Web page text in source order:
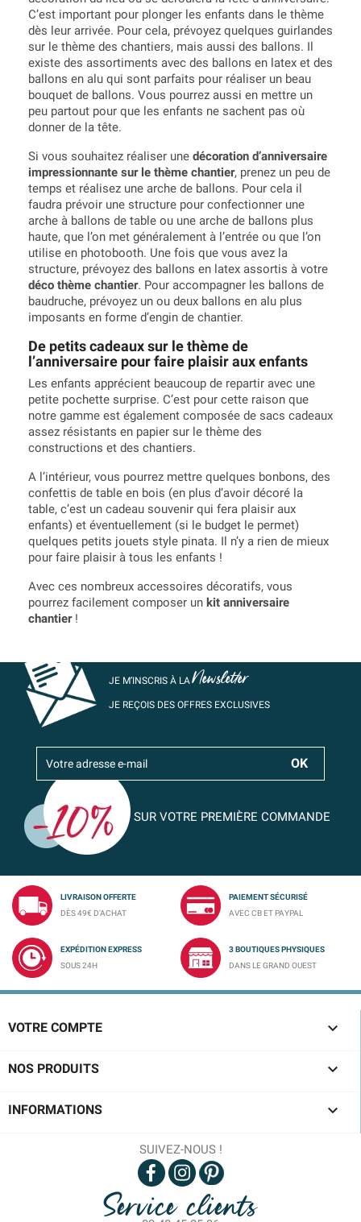
C’est important pour plonger les enfants dans le thème
dès leur arrivée. Pour cela, prévoyez quelques guirlandes
sur le thème des chantiers, mais aussi des ballons. Il
existe des assortiments avec des ballons en latex et des
ballons en alu qui sont parfaits pour réaliser un beau
bouquet de ballons. Vous pourrez aussi en mettre un
peu partout pour que les enfants ne sachent pas où
donner de la tête.
Si vous souhaitez réaliser une décoration d’anniversaire
impressionnante sur le thème chantier, prenez un peu de
temps et réalisez une arche de ballons. Pour cela il
faudra prévoir une structure pour confectionner une
arche à ballons de table ou une arche de ballons plus
haute, que l’on met généralement à l’entrée ou que l’on
utilise en photobooth. Une fois que vous avez la
structure, prévoyez des ballons en latex assortis à votre
déco thème chantier. Pour accompagner les ballons de
baudruche, prévoyez un ou deux ballons en alu plus
imposants en forme d’engin de chantier.
De petits cadeaux sur le thème de
l’anniversaire pour faire plaisir aux enfants
Les enfants apprécient beaucoup de repartir avec une
petite pochette surprise. C’est pour cette raison que
notre gamme est également composée de sacs cadeaux
assez résistants en papier sur le thème des
constructions et des chantiers.
A l’intérieur, vous pourrez mettre quelques bonbons, des
confettis de table en bois (en plus d’avoir décoré la
table, c’est un cadeau souvenir qui fera plaisir aux
enfants) et éventuellement (si le budget le permet)
quelques petits jouets style pinata. Il n’y a rien de mieux
pour faire plaisir à tous les enfants !
Avec ces nombreux accessoires décoratifs, vous
pourrez facilement composer un kit anniversaire
chantier!
JE M’INSCRIS À LANewsletter
JE REÇOIS DES OFFRES EXCLUSIVES
SUR VOTRE PREMIÈRE COMMANDE
LIVRAISON OFFERTE
DÈS 49€ D'ACHAT
PAIEMENT SÉCURISÉ
AVEC CB ET PAYPAL
EXPÉDITION EXPRESS
SOUS 24H
3 BOUTIQUES PHYSIQUES
DANS LE GRAND OUEST
VOTRE COMPTE 
NOS PRODUITS 
INFORMATIONS 
SUIVEZ-NOUS !
Service clients